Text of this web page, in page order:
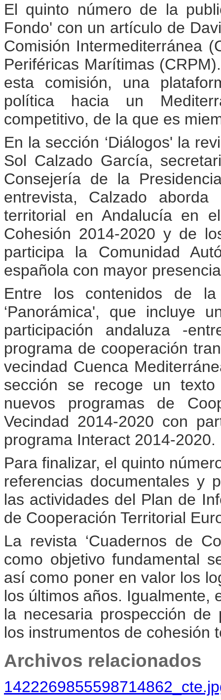
El quinto número de la
Fondo' con un artículo de
Comisión Intermediterránea
Periféricas Marítimas
esta comisión, una
política hacia un
competitivo, de la que es
En la sección ‘Diálogos' la
Sol Calzado García,
Consejería de la
entrevista, Calzado
territorial en Andalucía en
Cohesión 2014-2020 y de
participa la Comunidad
española con mayor
Entre los contenidos de
‘Panorámica', que incluye
participación andaluza -
programa de cooperación
vecindad Cuenca
sección se recoge un
nuevos programas de
Vecindad 2014-2020 con
programa Interact 2014-2020.
Para finalizar, el quinto
referencias documentales y
las actividades del Plan de
de Cooperación Territorial
La revista ‘Cuadernos de
como objetivo fundamental
así como poner en valor los
los últimos años. Igualmente,
la necesaria prospección
los instrumentos de cohesión
Archivos relacionados